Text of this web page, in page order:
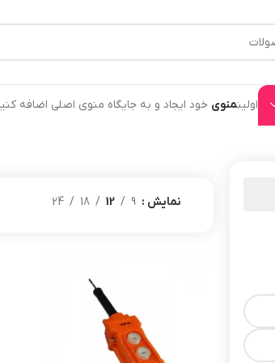
به حجم بالای سفارشهای ثبت شده به ترتیب ارسال خواهند
اولینمنوی خود ایجاد و به جایگاه منوی اصلی اضافه
نمایش 9
12
18
24